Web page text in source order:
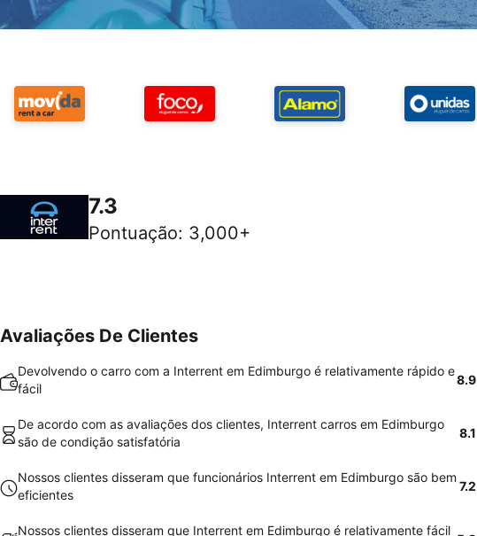
7.3
Pontuação: 3,000+
Avaliações De Clientes
Devolvendo o carro com a Interrent em Edimburgo é relativamente rápido e
fácil
8.9
De acordo com as avaliações dos clientes, Interrent carros em Edimburgo
são de condição satisfatória
8.1
Nossos clientes disseram que funcionários Interrent em Edimburgo são bem
eficientes
7.2
Nossos clientes disseram que Interrent em Edimburgo é relativamente fácil